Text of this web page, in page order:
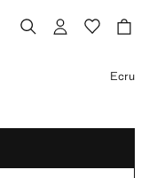
Ecru